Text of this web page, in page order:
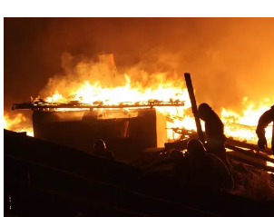
Efemérides de hoy 11 de enero de
11 de enero de 2023, 06:05